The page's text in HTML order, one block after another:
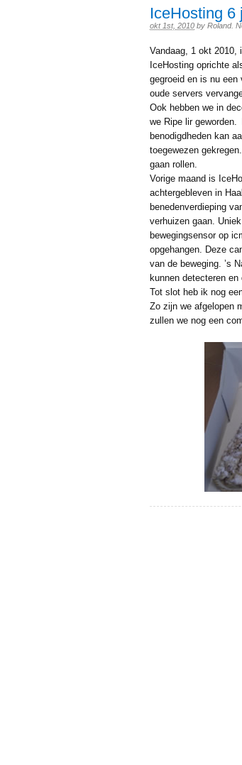
IceHosting 6
okt 1st, 2010 by Roland.
Vandaag, 1 okt 2010,
IceHosting oprichte
gegroeid en is nu een
oude servers
Ook hebben we in
we Ripe lir
benodigdheden kan
toegewezen
gaan rollen.
Vorige maand is
achtergebleven in
benedenverdieping
verhuizen gaan.
bewegingsensor op
opgehangen. Deze
van de beweging. ’s
kunnen detecteren
Tot slot heb ik nog
Zo zijn we afgelopen
zullen we nog een